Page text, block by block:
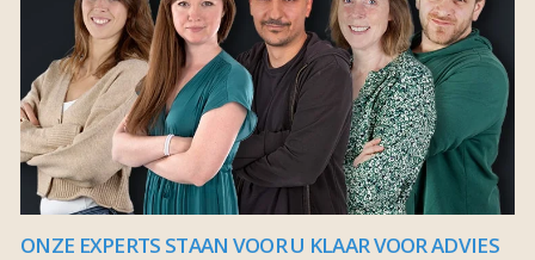
ONZE EXPERTS STAAN VOOR U KLAAR VOOR ADVIES